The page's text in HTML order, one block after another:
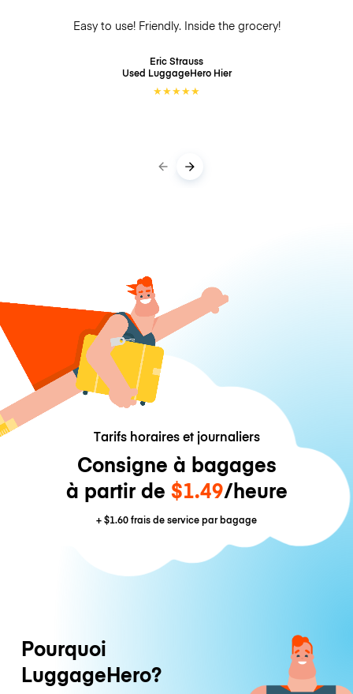
Easy to use! Friendly. Inside the grocery!
Eric Strauss
Used LuggageHero Hier
★★★★★
Tarifs horaires et journaliers
Consigne à bagages
à partir de $1.49/heure
+$1.60frais de service par bagage
Pourquoi
LuggageHero?